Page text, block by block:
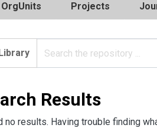
OrgUnits Projects
Results
no results. Having trouble finding